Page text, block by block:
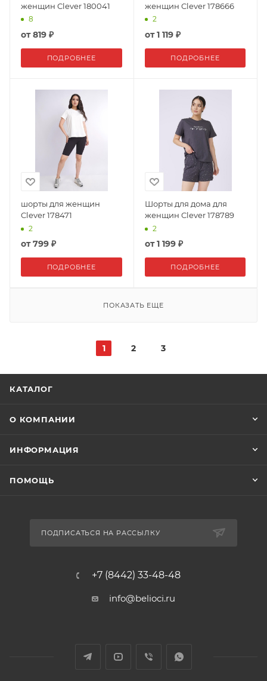
женщин Clever 180041
8
от819 ₽
ПОДРОБНЕЕ
женщин Clever 178666
2
от1 119 ₽
ПОДРОБНЕЕ
шорты для женщин
Clever 178471
2
от799 ₽
ПОДРОБНЕЕ
Шорты для дома для
женщин Clever 178789
2
от1 199 ₽
ПОДРОБНЕЕ
ПОКАЗАТЬ ЕЩЕ
1 2 3
КАТАЛОГ
О КОМПАНИИ
ИНФОРМАЦИЯ
ПОМОЩЬ
ПОДПИСАТЬСЯ НА РАССЫЛКУ
+7 (8442) 33-48-48
info@belioci.ru